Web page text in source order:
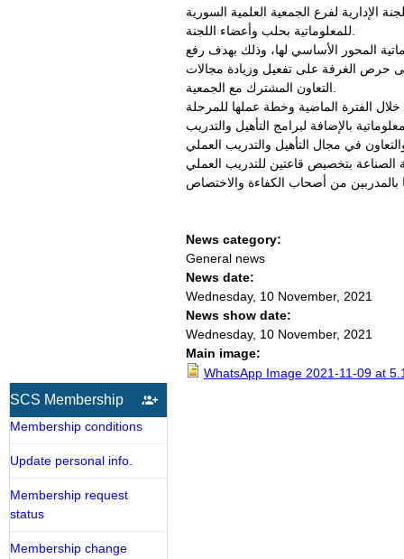
لفرع الجمعية العلمية السورية
المحور الأساسي لها، وذلك بهدف رفع
حرص الغرفة على تفعيل وزيادة مجالات
الفترة الماضية وخطة عملها للمرحلة
في مجال التأهيل والتدريب العملي
الصناعة بتخصيص قاعتين للتدريب العملي
News category:
General news
News date:
Wednesday, 10 November, 2021
News show date:
Wednesday, 10 November, 2021
Main image:
WhatsApp Image 2021-11-09 at
SCS Membership
Membership conditions
Update personal info.
Membership request
status
Membership change